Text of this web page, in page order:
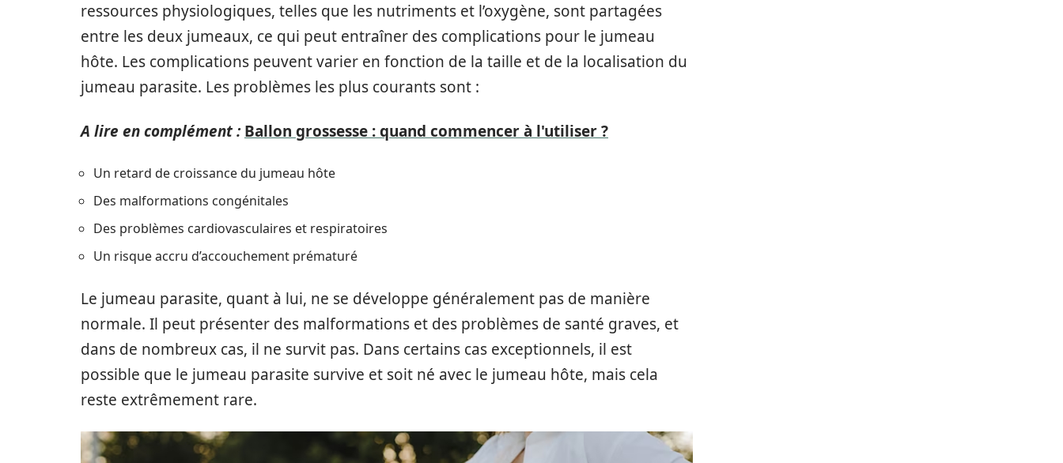
ressources physiologiques, telles que les nutriments et l’oxygène, sont partagées
entre les deux jumeaux, ce qui peut entraîner des complications pour le jumeau
hôte. Les complications peuvent varier en fonction de la taille et de la localisation du
jumeau parasite. Les problèmes les plus courants sont :
A lire en complément : Ballon grossesse : quand commencer à l'utiliser ?
Un retard de croissance du jumeau hôte
Des malformations congénitales
Des problèmes cardiovasculaires et respiratoires
Un risque accru d’accouchement prématuré
Le jumeau parasite, quant à lui, ne se développe généralement pas de manière
normale. Il peut présenter des malformations et des problèmes de santé graves, et
dans de nombreux cas, il ne survit pas. Dans certains cas exceptionnels, il est
possible que le jumeau parasite survive et soit né avec le jumeau hôte, mais cela
reste extrêmement rare.